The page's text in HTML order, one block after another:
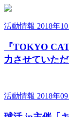
活動情報 2018年
『TOKYO
力させていただ
活動情報 2018年